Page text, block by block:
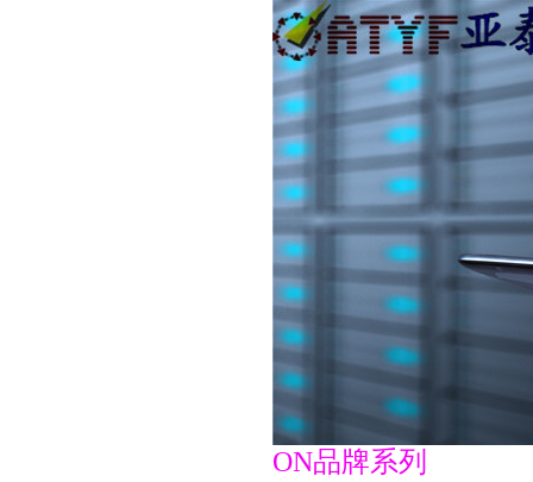
ON品牌系列